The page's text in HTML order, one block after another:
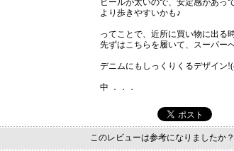
ヒールが太いので、安定感があっ
より歩きやすいかも♪
ってことで、近所に買い物に出る
先ずはこちらを履いて、スーパー
デニムにもしっくりくるデザイン
中 ．．．
このレビューは参考になりましたか？